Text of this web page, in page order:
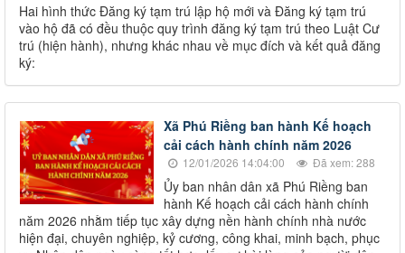
Hai hình thức Đăng ký tạm trú lập hộ mới và Đăng ký tạm trú
vào hộ đã có đều thuộc quy trình đăng ký tạm trú theo Luật Cư
trú (hiện hành), nhưng khác nhau về mục đích và kết quả đăng
ký:
Xã Phú Riềng ban hành Kế hoạch
cải cách hành chính năm 2026
12/01/2026 14:04:00 Đã xem: 288
Ủy ban nhân dân xã Phú Riềng ban
hành Kế hoạch cải cách hành chính
năm 2026 nhằm tiếp tục xây dựng nền hành chính nhà nước
hiện đại, chuyên nghiệp, kỷ cương, công khai, minh bạch, phục